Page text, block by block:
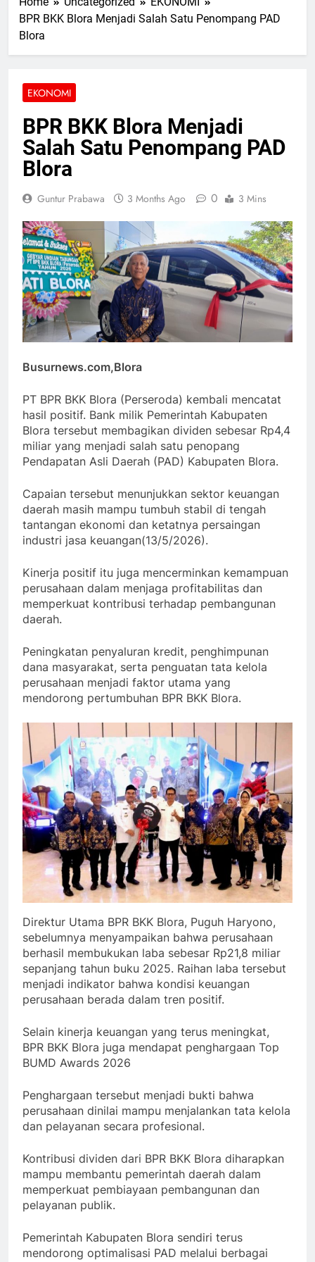
BPR BKK Blora Menjadi Salah Satu Penompang PAD
Blora
EKONOMI
BPR BKK Blora Menjadi
Salah Satu Penompang PAD
Blora
Guntur Prabawa 3 Months Ago 0 3 Mins
Busurnews.com,Blora
PT BPR BKK Blora (Perseroda) kembali mencatat
hasil positif. Bank milik Pemerintah Kabupaten
Blora tersebut membagikan dividen sebesar Rp4,4
miliar yang menjadi salah satu penopang
Pendapatan Asli Daerah (PAD) Kabupaten Blora.
Capaian tersebut menunjukkan sektor keuangan
daerah masih mampu tumbuh stabil di tengah
tantangan ekonomi dan ketatnya persaingan
industri jasa keuangan(13/5/2026).
Kinerja positif itu juga mencerminkan kemampuan
perusahaan dalam menjaga profitabilitas dan
memperkuat kontribusi terhadap pembangunan
daerah.
Peningkatan penyaluran kredit, penghimpunan
dana masyarakat, serta penguatan tata kelola
perusahaan menjadi faktor utama yang
mendorong pertumbuhan BPR BKK Blora.
Direktur Utama BPR BKK Blora, Puguh Haryono,
sebelumnya menyampaikan bahwa perusahaan
berhasil membukukan laba sebesar Rp21,8 miliar
sepanjang tahun buku 2025. Raihan laba tersebut
menjadi indikator bahwa kondisi keuangan
perusahaan berada dalam tren positif.
Selain kinerja keuangan yang terus meningkat,
BPR BKK Blora juga mendapat penghargaan Top
BUMD Awards 2026
Penghargaan tersebut menjadi bukti bahwa
perusahaan dinilai mampu menjalankan tata kelola
dan pelayanan secara profesional.
Kontribusi dividen dari BPR BKK Blora diharapkan
mampu membantu pemerintah daerah dalam
memperkuat pembiayaan pembangunan dan
pelayanan publik.
Pemerintah Kabupaten Blora sendiri terus
mendorong optimalisasi PAD melalui berbagai